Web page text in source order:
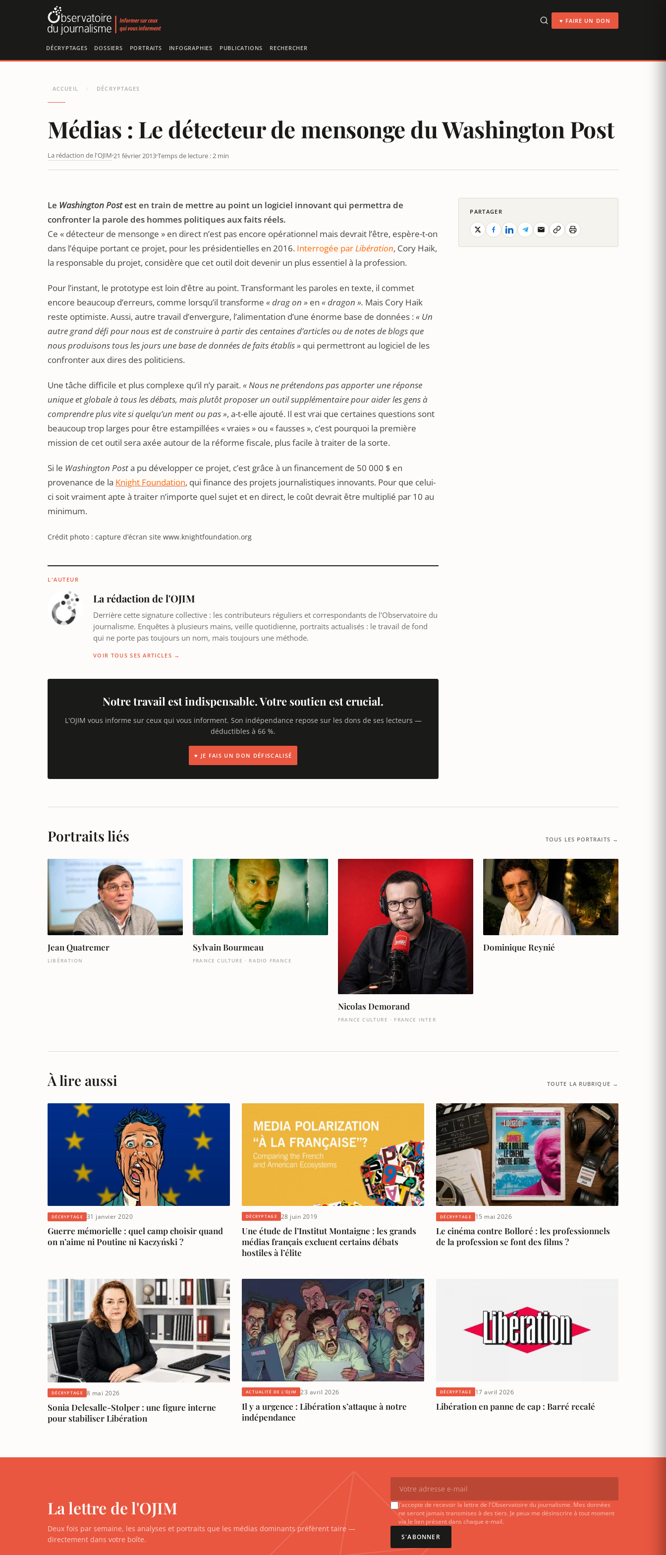
♥ FAIRE UN DON
DÉCRYPTAGES DOSSIERS PORTRAITS INFOGRAPHIES PUBLICATIONS RECHERCHER
ACCUEIL / DÉCRYPTAGES
Médias : Le détecteur de mensonge du Washington Post
La rédaction de l'OJIM 21 février 2013Temps de lecture : 2 min
MÉDIAS : LE DÉTECTEUR DE MENSONGE DU WASHINGTON POST
Le Washington Postest en train de mettre au point un logiciel innovant qui permettra de
confronter la parole des hommes politiques aux faits réels.
Ce « détecteur de mensonge » en direct n’est pas encore opérationnel mais devrait l’être, espère-t-on
dans l’équipe portant ce projet, pour les présidentielles en 2016. Interrogée parLibération, Cory Haik,
la responsable du projet, considère que cet outil doit devenir un plus essentiel à la profession.
Pour l’instant, le prototype est loin d’être au point. Transformant les paroles en texte, il commet
encore beaucoup d’erreurs, comme lorsqu’il transforme « drag on » en « dragon ». Mais Cory Haik
reste optimiste. Aussi, autre travail d’envergure, l’alimentation d’une énorme base de données :« Un
autre grand défi pour nous est de construire à partir des centaines d’articles ou de notes de blogs que
nous produisons tous les jours une base de données de faits établis » qui permettront au logiciel de les
confronter aux dires des politiciens.
Une tâche difficile et plus complexe qu’il n’y parait.« Nous ne prétendons pas apporter une réponse
unique et globale à tous les débats, mais plutôt proposer un outil supplémentaire pour aider les gens à
comprendre plus vite si quelqu’un ment ou pas », a-t-elle ajouté. Il est vrai que certaines questions sont
beaucoup trop larges pour être estampillées « vraies » ou « fausses », c’est pourquoi la première
mission de cet outil sera axée autour de la réforme fiscale, plus facile à traiter de la sorte.
Si le Washington Posta pu développer ce projet, c’est grâce à un financement de 50 000 $ en
provenance de la Knight Foundation, qui finance des projets journalistiques innovants. Pour que celui-
ci soit vraiment apte à traiter n’importe quel sujet et en direct, le coût devrait être multiplié par 10 au
minimum.
Crédit photo : capture d’écran site www.knightfoundation.org
L'AUTEUR
La rédaction de l'OJIM
Derrière cette signature collective : les contributeurs réguliers et correspondants de l'Observatoire du
journalisme. Enquêtes à plusieurs mains, veille quotidienne, portraits actualisés : le travail de fond
qui ne porte pas toujours un nom, mais toujours une méthode.
VOIR TOUS SES ARTICLES →
Notre travail est indispensable. Votre soutien est crucial.
L'OJIM vous informe sur ceux qui vous informent. Son indépendance repose sur les dons de ses lecteurs —
déductibles à 66 %.
♥ JE FAIS UN DON DÉFISCALISÉ
PARTAGER
Portraits liés TOUS LES PORTRAITS →
Jean Quatremer
LIBÉRATION
Sylvain Bourmeau
FRANCE CULTURE · RADIO FRANCE
Nicolas Demorand
FRANCE CULTURE · FRANCE INTER
Dominique Reynié
À lire aussi TOUTE LA RUBRIQUE →
DÉCRYPTAGE 31 janvier 2020
Guerre mémorielle : quel camp choisir quand
on n’aime ni Poutine ni Kaczyński ?
DÉCRYPTAGE 28 juin 2019
Une étude de l’Institut Montaigne : les grands
médias français excluent certains débats
hostiles à l’élite
DÉCRYPTAGE 15 mai 2026
Le cinéma contre Bolloré : les professionnels
de la profession se font des films ?
DÉCRYPTAGE 8 mai 2026
Sonia Delesalle-Stolper : une figure interne
pour stabiliser Libération
ACTUALITÉ DE L'OJIM 23 avril 2026
Il y a urgence : Libération s’attaque à notre
indépendance
DÉCRYPTAGE 17 avril 2026
Libération en panne de cap : Barré recalé
La lettre de l'OJIM
Deux fois par semaine, les analyses et portraits que les médias dominants préfèrent taire —
directement dans votre boîte.
J'accepte de recevoir la lettre de l'Observatoire du journalisme. Mes données
ne seront jamais transmises à des tiers. Je peux me désinscrire à tout moment
via le lien présent dans chaque e-mail.
S'ABONNER
Panneau de gestion des cookies